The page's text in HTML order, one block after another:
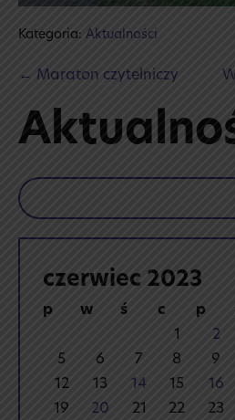
Szukaj
czerwiec 2023
p w ś c p
1
2
5
6 7 8 9
12
13 14 15 16
19
20 21 22 23
Kategoria: Aktualności
Post
← Maraton czytelniczy